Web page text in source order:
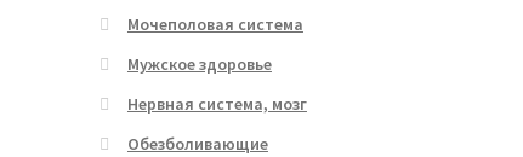
Мочеполовая система
Мужское здоровье
Нервная система, мозг
Обезболивающие